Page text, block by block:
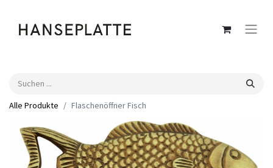
Alle Produkte Flaschenöffner Fisch